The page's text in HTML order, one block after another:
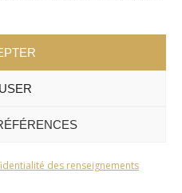
des renseignements
-